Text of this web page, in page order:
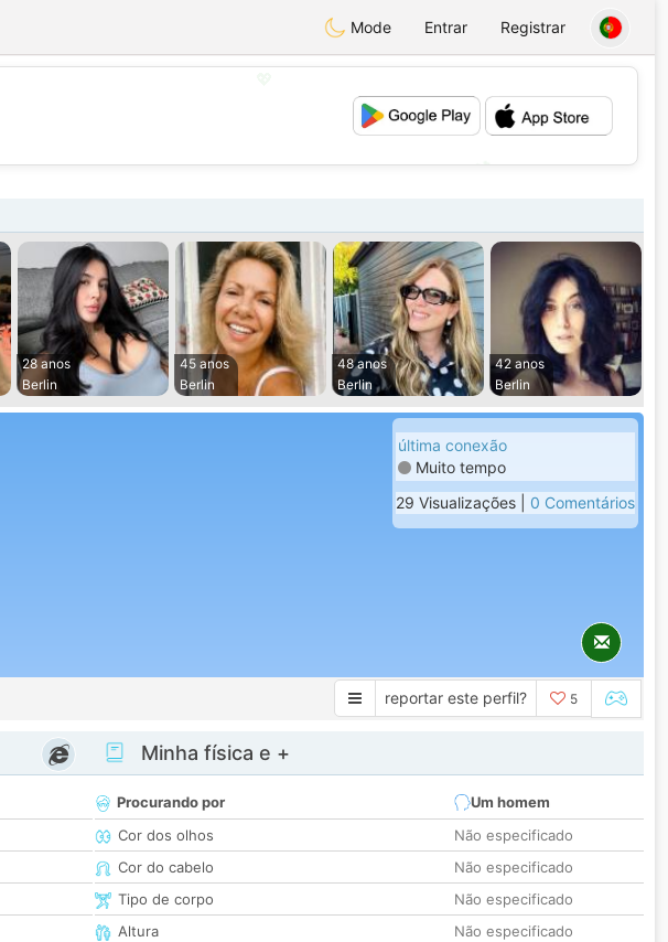
Mode Entrar Registrar
28 anos
Berlin
45 anos
Berlin
48 anos
Berlin
42 anos
Berlin
última conexão
Muito tempo
29 Visualizações | 0 Comentários
reportar este perfil? 5
Minha física e +
Procurando por
Um homem
Cor dos olhos
Não especificado
Cor do cabelo
Não especificado
Tipo de corpo
Não especificado
Altura
Não especificado